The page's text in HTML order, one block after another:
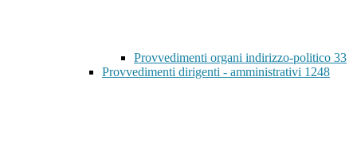
Provvedimenti organi indirizzo-politico 33
Provvedimenti dirigenti - amministrativi 1248